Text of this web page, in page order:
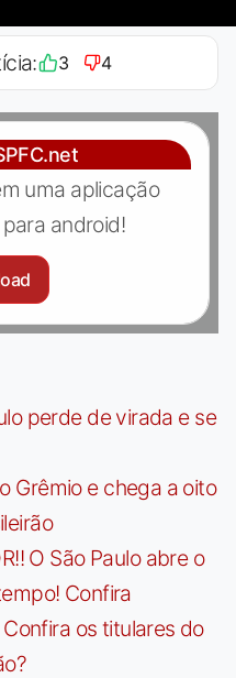
3 4
uma aplicação
android!
perde de virada e se
Grêmio e chega a oito
O São Paulo abre o
Confira
Confira os titulares do